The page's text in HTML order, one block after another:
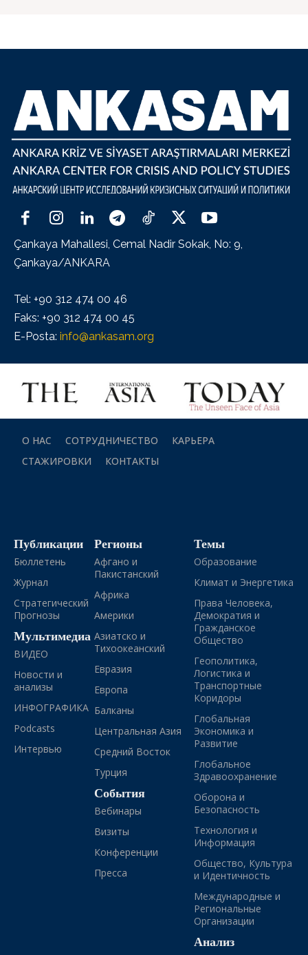
Çankaya Mahallesi, Cemal Nadir Sokak, No: 9,
Çankaya/ANKARA
Tel: +90 312 474 00 46
Faks: +90 312 474 00 45
E-Posta: info@ankasam.org
О НАС СОТРУДНИЧЕСТВО
КАРЬЕРА
СТАЖИРОВКИ
КОНТАКТЫ
Публикации
Бюллетень
Журнал
Стратегический
Прогнозы
Мультимедиа
ВИДЕО
Новости и
анализы
ИНФОГРАФИКА
Podcasts
Интервью
Регионы
Афгано и
Пакистанский
Африка
Америки
Азиатско и
Тихоокеанский
Евразия
Европа
Балканы
Центральная Азия
Средний Восток
Турция
События
Вебинары
Визиты
Конференции
Пресса
Темы
Образование
Климат и Энергетика
Права Человека,
Демократия и
Гражданское
Общество
Геополитика,
Логистика и
Транспортные
Коридоры
Глобальная
Экономика и
Развитие
Глобальное
Здравоохранение
Оборона и
Безопасность
Технология и
Информация
Общество, Культура
и Идентичность
Международные и
Региональные
Организации
Анализ